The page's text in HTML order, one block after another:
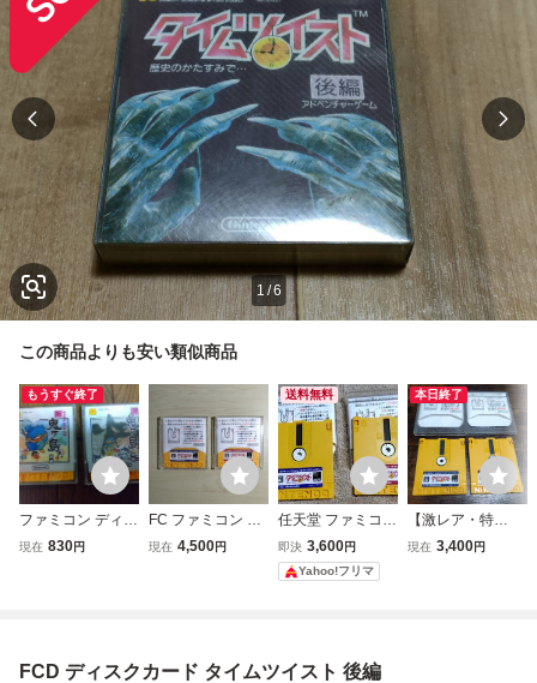
1 /6
この商品よりも安い類似商品
もうすぐ終了
ファミコン ディス
クシステム ディス
現在 830円
FC ファミコン デ
ィスクシステム デ
現在 4,500円
送料無料
任天堂 ファミコン
ディスクシステム
タイムツイスト 前
編 後編 2枚セット
即決 3,600円
Yahoo!フリマ
本日終了
【激レア・特
割！】ディスクシ
現在 3,400円
FCD ディスクカード タイムツイスト 後編